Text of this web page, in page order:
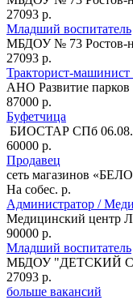
27093 р.
Младший воспитатель
МБДОУ № 73 Ростов-
27093 р.
Тракторист-
АНО Развитие парков
87000 р.
Буфетчица
БИОСТАР СПб
60000 р.
Продавец
сеть магазинов
На собес. р.
Администратор /
Медицинский центр
90000 р.
Младший воспитатель
МБДОУ "ДЕТСКИЙ
27093 р.
больше вакансий